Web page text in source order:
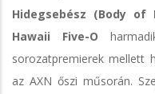
Hidegsebész (Body of
Hawaii Five-O
sorozatpremierek mellett
az AXN őszi műsorán.